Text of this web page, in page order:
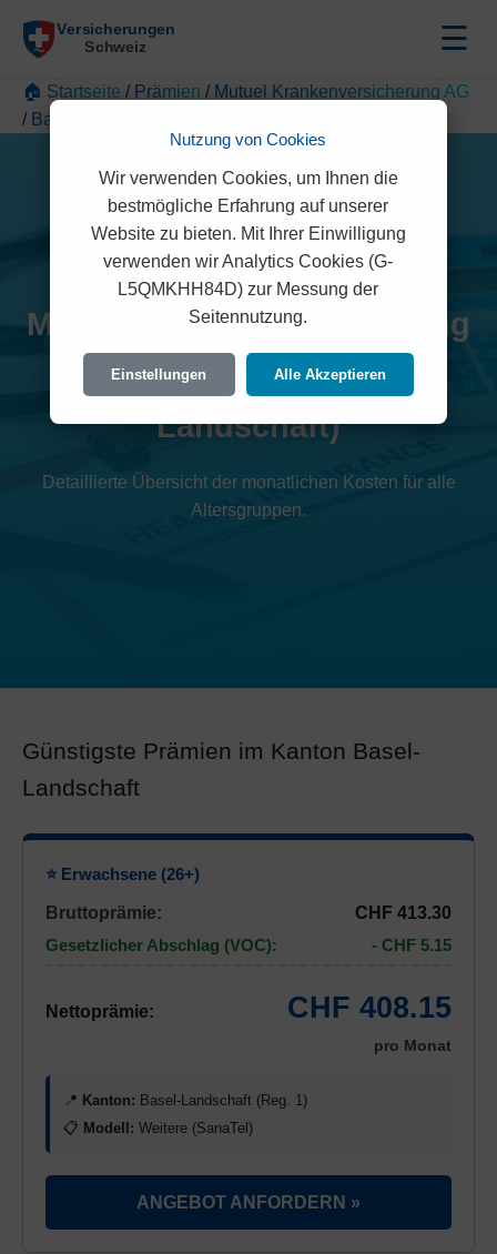
☰
🏠 Startseite / Prämien / Mutuel Krankenversicherung AG
/ Basel-Landschaft
Mutuel Krankenversicherung
AG Prämien 2026 (Basel-
Landschaft)
Detaillierte Übersicht der monatlichen Kosten für alle
Altersgruppen.
Günstigste Prämien im Kanton Basel-
Landschaft
⭐ Erwachsene (26+)
Bruttoprämie:
CHF 413.30
Gesetzlicher Abschlag (VOC):
- CHF 5.15
Nettoprämie: CHF 408.15
pro Monat
📍 Kanton: Basel-Landschaft (Reg. 1)
📋 Modell: Weitere (SanaTel)
ANGEBOT ANFORDERN »
Nutzung von Cookies
Wir verwenden Cookies, um Ihnen die
bestmögliche Erfahrung auf unserer
Website zu bieten. Mit Ihrer Einwilligung
verwenden wir Analytics Cookies (G-
L5QMKHH84D) zur Messung der
Seitennutzung.
Einstellungen Alle Akzeptieren